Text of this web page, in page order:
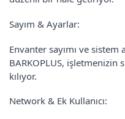
Sayım & Ayarlar:
Envanter sayımı ve
BARKOPLUS,
kılıyor.
Network & Ek Kullanıcı: